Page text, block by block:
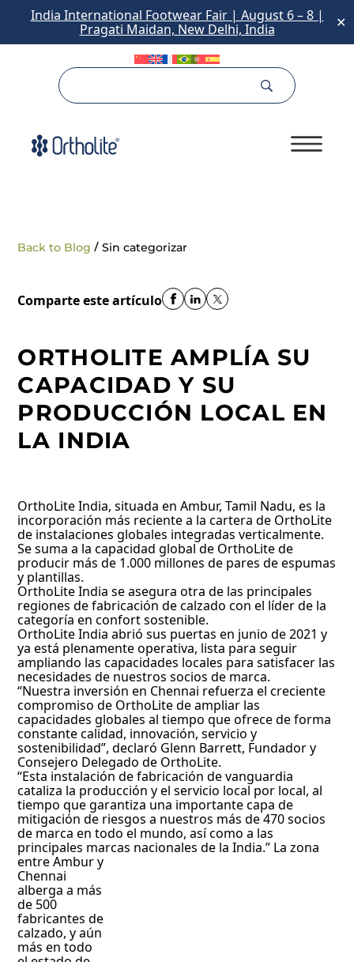
India International Footwear Fair | August 6 – 8 |
Pragati Maidan, New Delhi, India
✕
Back to Blog /Sin categorizar
Comparte este artículo
ORTHOLITE AMPLÍA SU
CAPACIDAD Y SU
PRODUCCIÓN LOCAL EN
LA INDIA
OrthoLite India, situada en Ambur, Tamil Nadu, es la
incorporación más reciente a la cartera de OrthoLite
de instalaciones globales integradas verticalmente.
Se suma a la capacidad global de OrthoLite de
producir más de 1.000 millones de pares de espumas
y plantillas.
OrthoLite India se asegura otra de las principales
regiones de fabricación de calzado con el líder de la
categoría en confort sostenible.
OrthoLite India abrió sus puertas en junio de 2021 y
ya está plenamente operativa, lista para seguir
ampliando las capacidades locales para satisfacer las
necesidades de nuestros socios de marca.
“Nuestra inversión en Chennai refuerza el creciente
compromiso de OrthoLite de ampliar las
capacidades globales al tiempo que ofrece de forma
constante calidad, innovación, servicio y
sostenibilidad”, declaró Glenn Barrett, Fundador y
Consejero Delegado de OrthoLite.
“Esta instalación de fabricación de vanguardia
cataliza la producción y el servicio local por local, al
tiempo que garantiza una importante capa de
mitigación de riesgos a nuestros más de 470 socios
de marca en todo el mundo, así como a las
principales marcas nacionales de la India.” La zona
entre Ambur y
Chennai
alberga a más
de 500
fabricantes de
calzado, y aún
más en todo